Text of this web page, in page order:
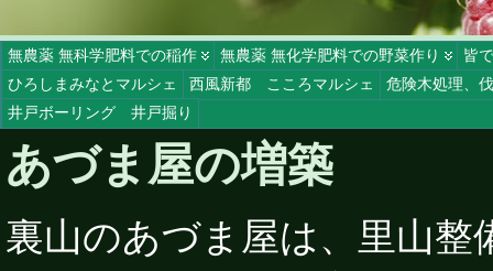
無農薬 無科学肥料での稲作 無農薬 無化学肥料での野菜作り
皆
ひろしまみなとマルシェ
西風新都 こころマルシェ
危険木処理、
井戸ボーリング 井戸掘り
あづま屋の増築
裏山のあづま屋は、里山整